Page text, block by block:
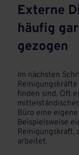
Externe
häufig
gezogen
Im nächsten
finden sind. Oft
Büro eine
Beispielsweise
Reinigungskraft,
arbeitet.